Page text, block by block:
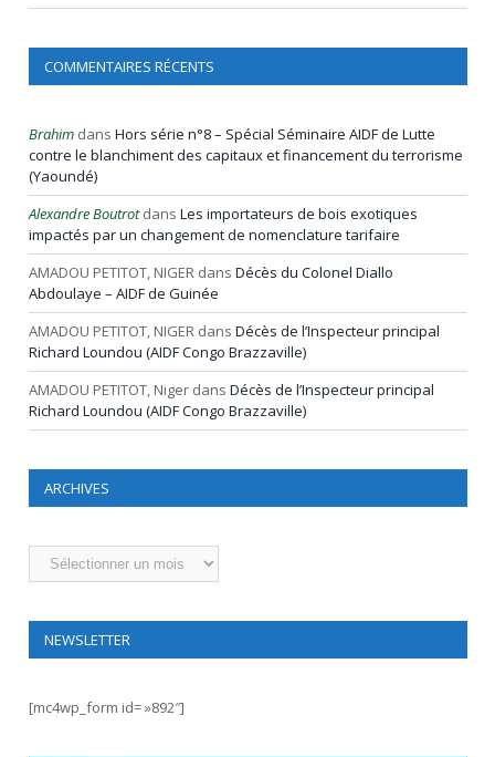
COMMENTAIRES RÉCENTS
Brahim dans Hors série n°8 – Spécial Séminaire AIDF de Lutte
contre le blanchiment des capitaux et financement du terrorisme
(Yaoundé)
Alexandre Boutrotdans Les importateurs de bois exotiques
impactés par un changement de nomenclature tarifaire
AMADOU PETITOT, NIGER dans Décès du Colonel Diallo
Abdoulaye – AIDF de Guinée
AMADOU PETITOT, NIGER dans Décès de l’Inspecteur principal
Richard Loundou (AIDF Congo Brazzaville)
AMADOU PETITOT, Niger dans Décès de l’Inspecteur principal
Richard Loundou (AIDF Congo Brazzaville)
ARCHIVES
Archives
NEWSLETTER
[mc4wp_form id= »892″]